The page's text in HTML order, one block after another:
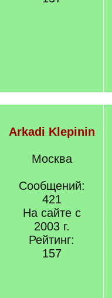
Arkadi Klepinin
Москва
Сообщений:
421
На сайте с
2003 г.
Рейтинг:
157